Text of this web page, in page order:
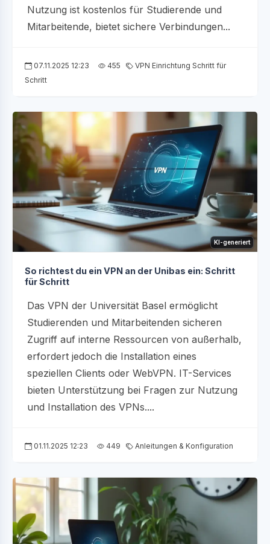
Nutzung ist kostenlos für Studierende und
Mitarbeitende, bietet sichere Verbindungen...
07.11.2025 12:23 455
VPN Einrichtung Schritt für
Schritt
KI-generiert
So richtest du ein VPN an der Unibas ein: Schritt
für Schritt
Das VPN der Universität Basel ermöglicht
Studierenden und Mitarbeitenden sicheren
Zugriff auf interne Ressourcen von außerhalb,
erfordert jedoch die Installation eines
speziellen Clients oder WebVPN. IT-Services
bieten Unterstützung bei Fragen zur Nutzung
und Installation des VPNs....
01.11.2025 12:23 449 Anleitungen & Konfiguration